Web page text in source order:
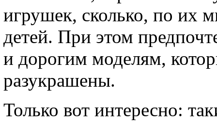
игрушек, сколько, по их
детей. При этом
и дорогим моделям,
разукрашены.
Только вот интересно: